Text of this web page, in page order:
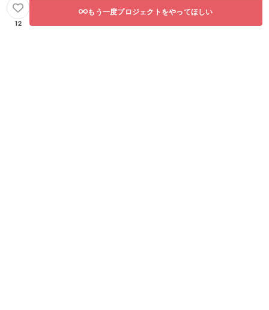
12
もう一度プロジェクトをやってほしい